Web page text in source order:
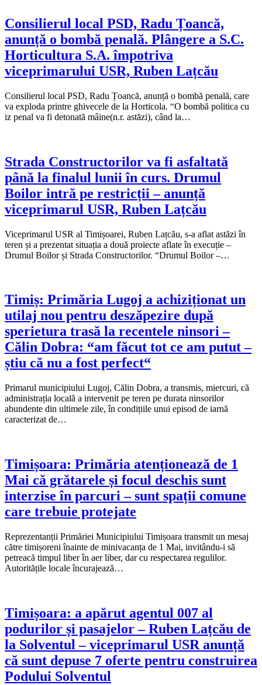
Consilierul local PSD, Radu Țoancă,
anunță o bombă penală. Plângere a S.C.
Horticultura S.A. împotriva
viceprimarului USR, Ruben Lațcău
Consilierul local PSD, Radu Țoancă, anunță o bombă penală, care
va exploda printre ghivecele de la Horticola. “O bombă politica cu
iz penal va fi detonată mâine(n.r. astăzi), când la…
Strada Constructorilor va fi asfaltată
până la finalul lunii în curs. Drumul
Boilor intră pe restricții – anunță
viceprimarul USR, Ruben Lațcău
Viceprimarul USR al Timișoarei, Ruben Lațcău, s-a aflat astăzi în
teren și a prezentat situația a două proiecte aflate în execuție –
Drumul Boilor și Strada Constructorilor. “Drumul Boilor –…
Timiș: Primăria Lugoj a achiziționat un
utilaj nou pentru deszăpezire după
sperietura trasă la recentele ninsori –
Călin Dobra: “am făcut tot ce am putut –
știu că nu a fost perfect“
Primarul municipiului Lugoj, Călin Dobra, a transmis, miercuri, că
administrația locală a intervenit pe teren pe durata ninsorilor
abundente din ultimele zile, în condițiile unui episod de iarnă
caracterizat de…
Timișoara: Primăria atenționează de 1
Mai că grătarele și focul deschis sunt
interzise în parcuri – sunt spații comune
care trebuie protejate
Reprezentanții Primăriei Municipiului Timișoara transmit un mesaj
către timișoreni înainte de minivacanța de 1 Mai, invitându-i să
petreacă timpul liber în aer liber, dar cu respectarea regulilor.
Autoritățile locale încurajează…
Timișoara: a apărut agentul 007 al
podurilor și pasajelor – Ruben Lațcău de
la Solventul – viceprimarul USR anunță
că sunt depuse 7 oferte pentru construirea
Podului Solventul